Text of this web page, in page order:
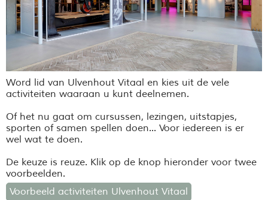
Word lid van Ulvenhout Vitaal en kies uit de vele
activiteiten waaraan u kunt deelnemen.
Of het nu gaat om cursussen, lezingen, uitstapjes,
sporten of samen spellen doen... Voor iedereen is er
wel wat te doen.
De keuze is reuze. Klik op de knop hieronder voor twee
voorbeelden.
Voorbeeld activiteiten Ulvenhout Vitaal